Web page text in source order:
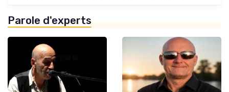
Parole d'experts